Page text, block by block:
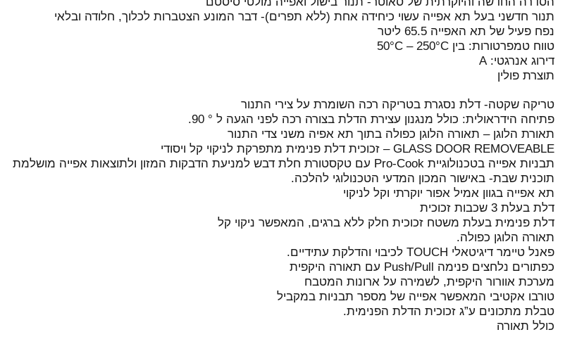
תנור חדשני בעל תא אפייה עשוי כיחידה אחת (ללא תפרים)- דבר המונע הצטברות לכלוך, חלודה ובלאי
נפח פעיל של תא האפייה 65.5 ליטר
טווח טמפרטורות: בין 50°C – 250°C
דירוג אנרגטי: A
תוצרת פולין
טריקה שקטה- דלת נסגרת בטריקה רכה השומרת על צירי התנור
פתיחה הידראולית: כולל מנגנון עצירת הדלת בצורה רכה לפני הגעה ל ° 90.
תאורת הלוגן – תאורה הלוגן כפולה בתוך תא אפיה משני צדי התנור
GLASS DOOR REMOVEABLE – זכוכית דלת פנימית מתפרקת לניקוי קל ויסודי
תבניות אפייה בטכנולוגיית Pro-Cook עם טקסטורת חלת דבש למניעת הדבקות המזון ולתוצאות אפייה מושלמת
תוכנית שבת- באישור המכון המדעי הטכנולוגי להלכה.
תא אפייה בגוון אמיל אפור יוקרתי וקל לניקוי
דלת בעלת 3 שכבות זכוכית
דלת פנימית בעלת משטח זכוכית חלק ללא ברגים, המאפשר ניקוי קל
תאורה הלוגן כפולה.
פאנל טיימר דיגיטאלי TOUCH לכיבוי והדלקת עתידיים.
כפתורים נלחצים פנימה Push/Pull עם תאורה היקפית
מערכת אוורור היקפית, לשמירה על ארונות המטבח
טורבו אקטיבי המאפשר אפייה של מספר תבניות במקביל
טבלת מתכונים ע”ג זכוכית הדלת הפנימית.
כולל תאורה